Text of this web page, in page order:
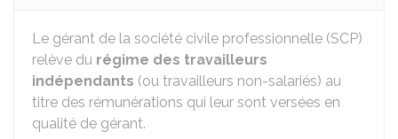
Le gérant de la société civile professionnelle (SCP)
relève du régime des travailleurs
indépendants (ou travailleurs non-salariés) au
titre des rémunérations qui leur sont versées en
qualité de gérant.